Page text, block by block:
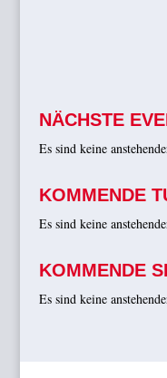
NÄCHSTE
Es sind keine
KOMMENDE
Es sind keine
KOMMENDE
Es sind keine